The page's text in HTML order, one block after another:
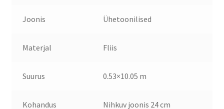
Joonis Ühetoonilised
Materjal Fliis
Suurus 0.53×10.05 m
Kohandus Nihkuv joonis 24 cm